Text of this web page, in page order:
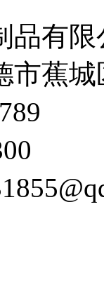
品有限
市蕉城